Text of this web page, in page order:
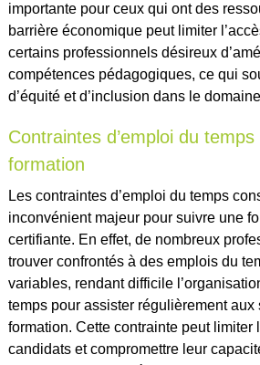
importante pour ceux qui ont des
barrière économique peut limiter
certains professionnels désireux
compétences pédagogiques, ce qui
d’équité et d’inclusion dans le
Contraintes d’emploi du
formation
Les contraintes d’emploi du temps
inconvénient majeur pour suivre une
certifiante. En effet, de nombreux
trouver confrontés à des emplois du
variables, rendant difficile
temps pour assister régulièrement aux
formation. Cette contrainte peut
candidats et compromettre leur